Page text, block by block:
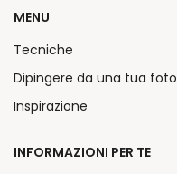
MENU
Tecniche
Dipingere da una tua foto
Inspirazione
INFORMAZIONI PER TE